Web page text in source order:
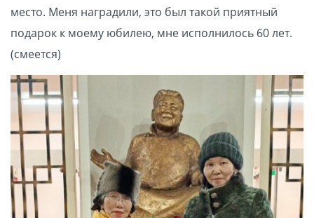
место. Меня наградили, это был такой приятный
подарок к моему юбилею, мне исполнилось 60 лет.
(смеется)